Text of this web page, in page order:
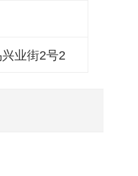
业街2号2